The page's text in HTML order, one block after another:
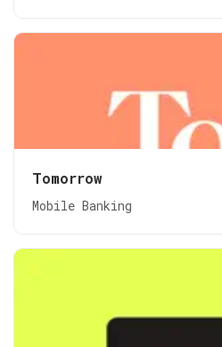
Tomorrow
Mobile Banking